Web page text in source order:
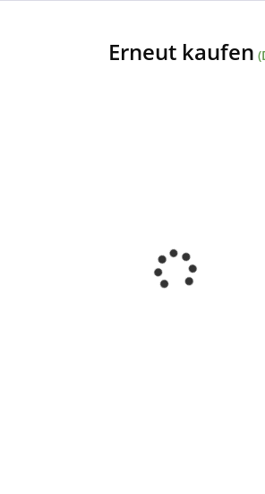
Erneut kaufen